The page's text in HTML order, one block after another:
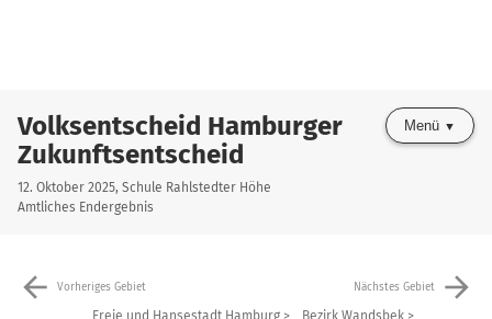
Volksentscheid Hamburger
Zukunftsentscheid
12. Oktober 2025, Schule Rahlstedter Höhe
Amtliches Endergebnis
Menü
arrow_back Vorheriges Gebiet Nächstes Gebiet arrow_forward
Freie und Hansestadt Hamburg Bezirk Wandsbek